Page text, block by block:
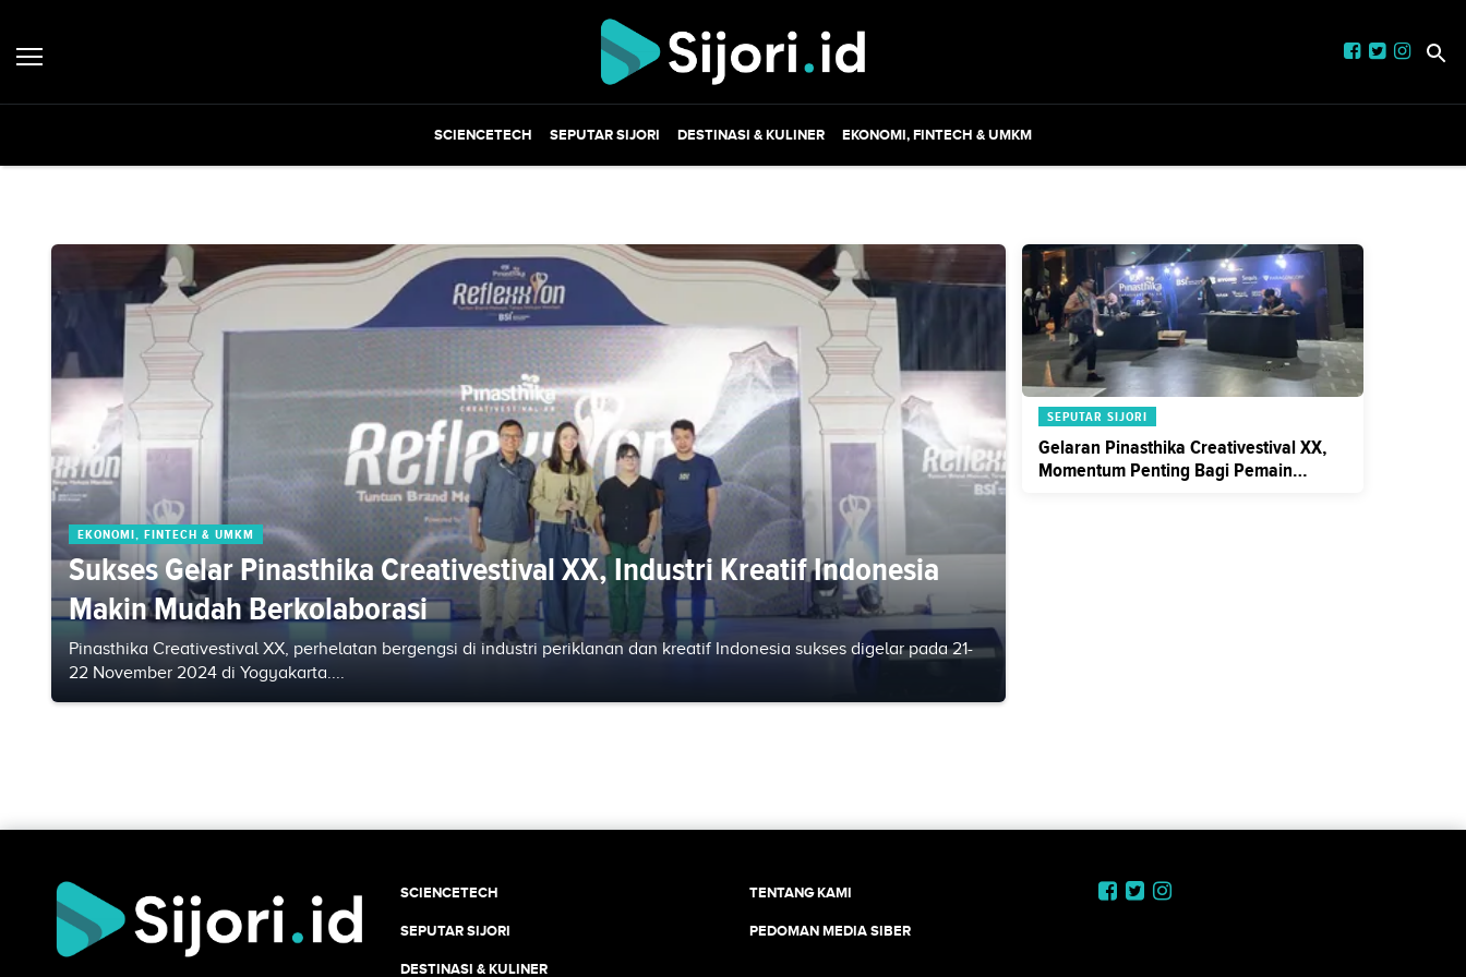
SCIENCETECH SEPUTAR SIJORI DESTINASI & KULINER EKONOMI, FINTECH & UMKM
EKONOMI, FINTECH & UMKM
Sukses Gelar Pinasthika Creativestival XX, Industri Kreatif Indonesia
Makin Mudah Berkolaborasi
Pinasthika Creativestival XX, perhelatan bergengsi di industri periklanan dan kreatif Indonesia sukses digelar pada 21-
22 November 2024 di Yogyakarta....
SEPUTAR SIJORI
Gelaran Pinasthika Creativestival XX,
Momentum Penting Bagi Pemain
SCIENCETECH
SEPUTAR SIJORI
DESTINASI & KULINER
TENTANG KAMI
PEDOMAN MEDIA SIBER